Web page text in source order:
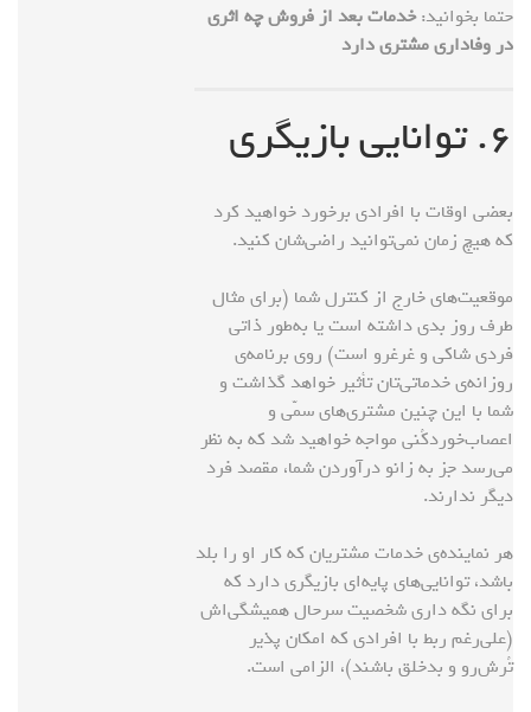
حتما بخوانید: خدمات بعد از فروش چه اثری
در وفاداری مشتری دارد
۶. توانایی‌ بازیگری
بعضی اوقات با افرادی برخورد خواهید کرد
که هیچ زمان نمی‌توانید راضی‌شان کنید.
موقعیت‌های خارج از کنترل شما (برای مثال
طرف روز بدی داشته است یا به‌طور ذاتی
فردی شاکی و غرغرو است) روی برنامه‌ی
روزانه‌ی خدماتی‌تان تأثیر خواهد گذاشت و
شما با این چنین مشتری‌های سمّی و
اعصاب‌خوردکُنی مواجه خواهید شد که به نظر
می‌رسد جز به زانو درآوردن شما، مقصد فرد
دیگر ندارند.
هر نماینده‌ی خدمات مشتریان که کار او را بلد
باشد، توانایی‌های پایه‌ای بازیگری دارد که
برای نگه داری شخصیت سرحال همیشگی‌اش
(علی‌رغم ربط با افرادی که امکان پذیر
تُرش‌رو و بدخلق باشند)، الزامی است.